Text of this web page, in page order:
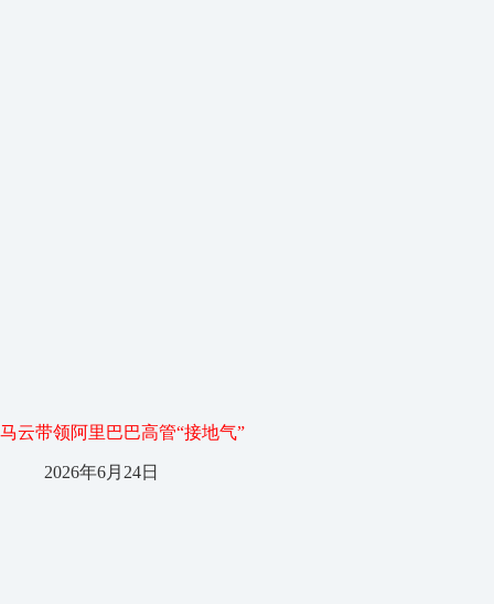
马云带领阿里巴巴高管“接地气”
2026年6月24日